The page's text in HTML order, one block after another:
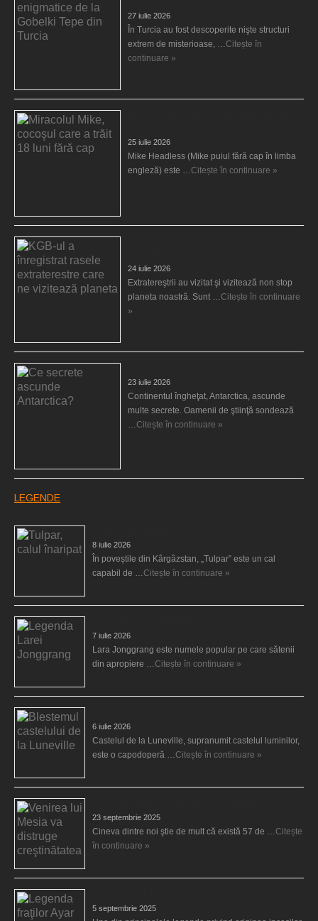
27 iulie 2026
În Turcia au fost descoperite nişte structuri
extrem de misterioase, …Citește în
continuare »
25 iulie 2026
Mike Headless (Mike puiul fără cap în limba
engleză) este …Citește în continuare »
24 iulie 2026
Extratereştrii au vizitat şi vizitează non stop
planeta noastră. Sunt …Citește în continuare
»
23 iulie 2026
Continentul îngheţat, Antarctica, ascunde
multe secrete. Oamenii de ştiinţă sondează
…Citește în continuare »
LEGENDE
8 iulie 2026
În poveștile din Kârgâzstan, „Tulpar” este un cal
capabil de …Citește în continuare »
7 iulie 2026
Lara Jonggrang este numele popular pe care sătenii
din apropiere …Citește în continuare »
6 iulie 2026
Castelul de la Luneville, supranumit castelul luminilor,
este o capodoperă …Citește în continuare »
23 septembrie 2025
Cineva dintre noi ştie de mult că există 57 de …Citește
în continuare »
5 septembrie 2025